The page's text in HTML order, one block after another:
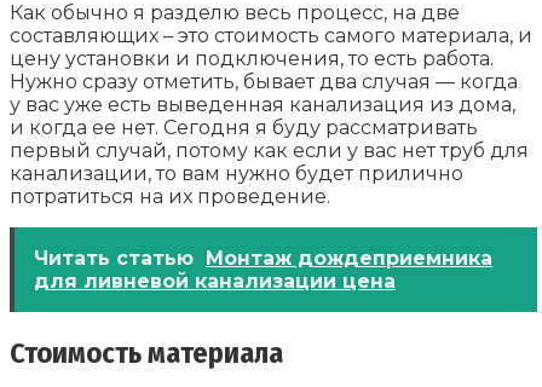
Как обычно я разделю весь процесс, на две
составляющих – это стоимость самого материала, и
цену установки и подключения, то есть работа.
Нужно сразу отметить, бывает два случая — когда
у вас уже есть выведенная канализация из дома,
и когда ее нет. Сегодня я буду рассматривать
первый случай, потому как если у вас нет труб для
канализации, то вам нужно будет прилично
потратиться на их проведение.
Читать статью Монтаж дождеприемника
для ливневой канализации цена
Стоимость материала